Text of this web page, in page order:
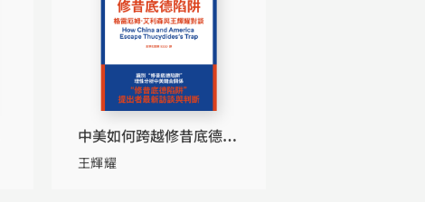
中美如何跨越修昔底德陷
阱：格雷厄姆．艾利森與
王輝耀